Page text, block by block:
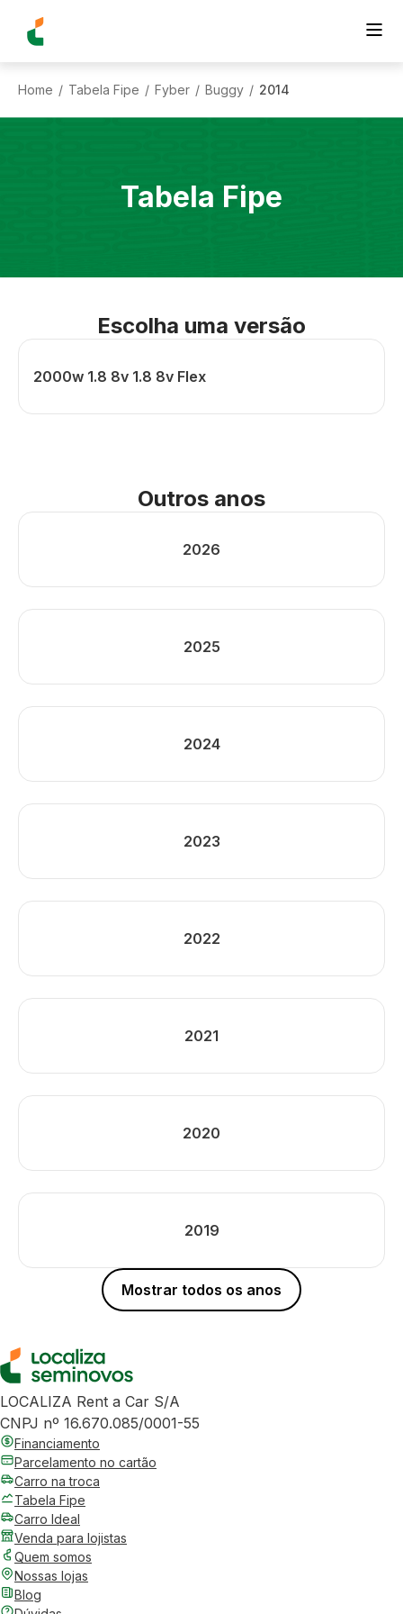
Home / Tabela Fipe / Fyber / Buggy / 2014
Tabela Fipe
Escolha uma versão
2000w 1.8 8v 1.8 8v Flex
Outros anos
2026
2025
2024
2023
2022
2021
2020
2019
Mostrar todos os anos
LOCALIZA Rent a Car S/A
CNPJ nº 16.670.085/0001-55
Financiamento
Parcelamento no cartão
Carro na troca
Tabela Fipe
Carro Ideal
Venda para lojistas
Quem somos
Nossas lojas
Blog